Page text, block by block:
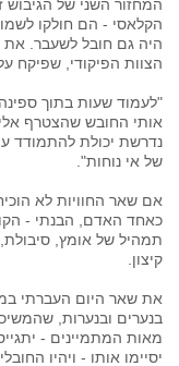
המחזור השני של הגיבוש
הקלאסי - הם חולקו
היה גם חובל לשעבר. את
הצוות הפיקודי, שפיקח
"לעמוד שעות בתוך
אותי החובש שהצטרף
נדרשת יכולת להתמודד
של אי נוחות".
אם שאר החוויות לא
כאחד האדם, הבנתי -
תמהיל של אומץ, סיבולת,
קיצון.
את שאר היום העברתי
בנערים ובנערות,
יסיימו אותו - ויהיו